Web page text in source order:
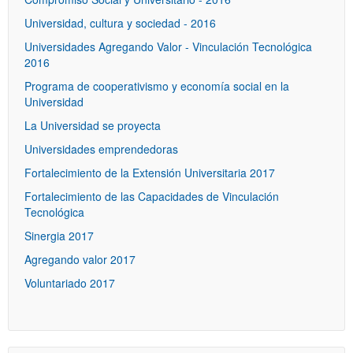
Universidad, cultura y sociedad - 2016
Universidades Agregando Valor - Vinculación Tecnológica
2016
Programa de cooperativismo y economía social en la
Universidad
La Universidad se proyecta
Universidades emprendedoras
Fortalecimiento de la Extensión Universitaria 2017
Fortalecimiento de las Capacidades de Vinculación
Tecnológica
Sinergia 2017
Agregando valor 2017
Voluntariado 2017